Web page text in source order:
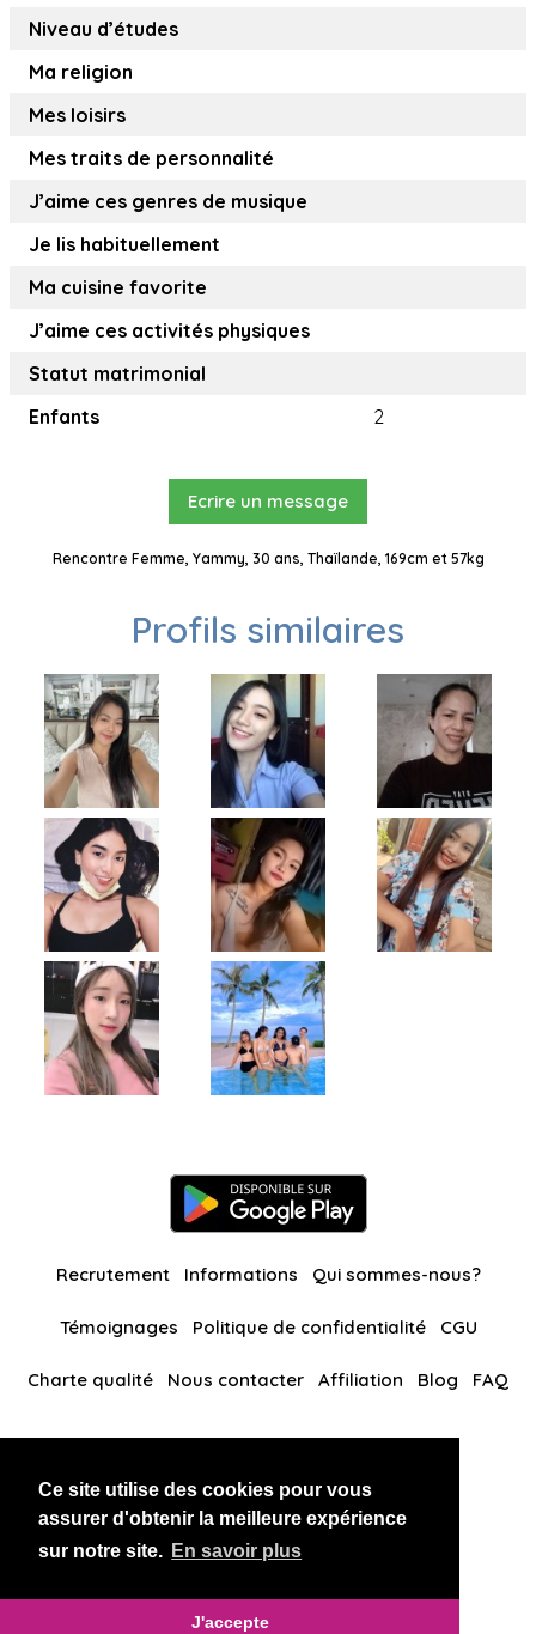
Ce site utilise des cookies pour vous
assurer d'obtenir la meilleure expérience
sur notre site. En savoir plus
J'accepte
Niveau d’études
Ma religion
Mes loisirs
Mes traits de personnalité
J’aime ces genres de musique
Je lis habituellement
Ma cuisine favorite
J’aime ces activités physiques
Statut matrimonial
Enfants
2
Ecrire un message
Rencontre Femme, Yammy, 30 ans, Thaïlande, 169cm et 57kg
Profils similaires
Recrutement Informations Qui sommes-nous?
Témoignages Politique de confidentialité CGU
Charte qualité Nous contacter Affiliation Blog FAQ
BlackAndBeauties RussianKisses